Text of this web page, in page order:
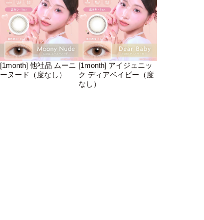
[1month] 他社品 ムーニ
ーヌード（度なし）
[1month] アイジェニッ
ク ディアベイビー（度
なし）